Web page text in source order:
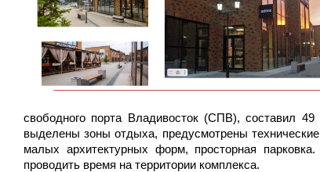
свободного порта Владивосток (СПВ), составил
выделены зоны отдыха, предусмотрены
малых архитектурных форм, просторная
проводить время на территории комплекса.